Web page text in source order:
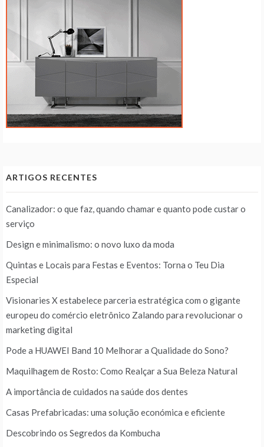
ARTIGOS RECENTES
Canalizador: o que faz, quando chamar e quanto pode custar o
serviço
Design e minimalismo: o novo luxo da moda
Quintas e Locais para Festas e Eventos: Torna o Teu Dia
Especial
Visionaries X estabelece parceria estratégica com o gigante
europeu do comércio eletrônico Zalando para revolucionar o
marketing digital
Pode a HUAWEI Band 10 Melhorar a Qualidade do Sono?
Maquilhagem de Rosto: Como Realçar a Sua Beleza Natural
A importância de cuidados na saúde dos dentes
Casas Prefabricadas: uma solução económica e eficiente
Descobrindo os Segredos da Kombucha